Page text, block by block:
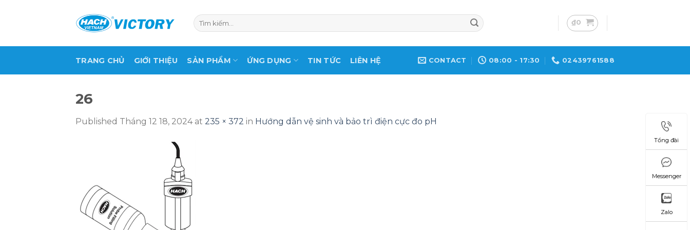
Tìm
kiếm:
₫0
TRANG CHỦ GIỚI THIỆU SẢN PHẨM ỨNG DỤNG TIN TỨC LIÊN HỆ CONTACT 08:00 - 17:30 02439761588
26
Published Tháng 12 18, 2024at 235 × 372 in Hướng dẫn vệ sinh và bảo trì điện cực đo pH
Tổng đài
Messenger
Zalo